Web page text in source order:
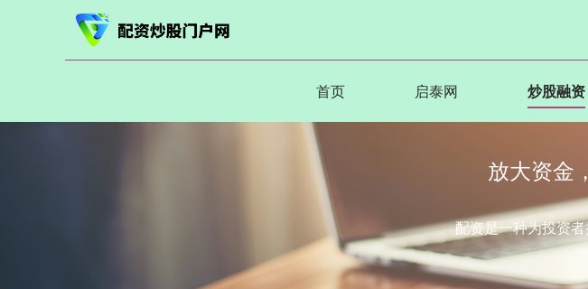
首页 启泰网 炒股融资
放大资金
配资是一种为投资